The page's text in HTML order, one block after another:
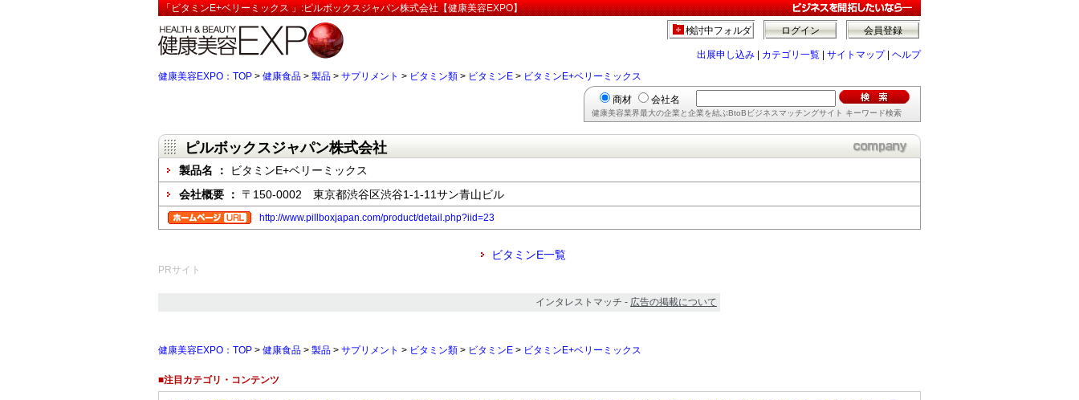
「ビタミンE+ベリーミックス 」:ピルボックスジャパン株式会社【健康美容EXPO】
会員登録
ログイン
検討中フォルダ
出展申し込み カテゴリ一覧 サイトマップ| ヘルプ
健康美容EXPO：TOP > 健康食品 > 製品 > サプリメント > ビタミン類 > ビタミンE > ビタミンE+ベリーミックス
商材 会社名
健康美容業界最大の企業と企業を結ぶBtoBビジネスマッチングサイト キーワード検索
ピルボックスジャパン株式会社
製品名 ：
ビタミンE+ベリーミックス
会社概要 ： 〒150-0002 東京都渋谷区渋谷1-1-11サン青山ビル
http://www.pillboxjapan.com/product/detail.php?iid=23
ビタミンE一覧
PRサイト
インタレストマッチ - 広告の掲載について
健康美容EXPO：TOP > 健康食品 > 製品 > サプリメント > ビタミン類 > ビタミンE > ビタミンE+ベリーミックス
■注目カテゴリ・コンテンツ